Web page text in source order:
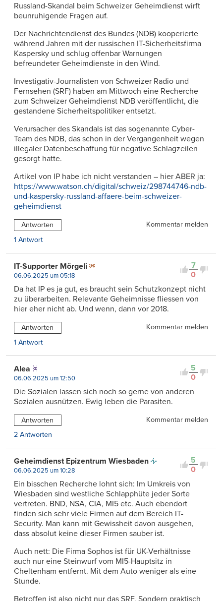
Russland-Skandal beim Schweizer Geheimdienst wirft
beunruhigende Fragen auf.
Der Nachrichtendienst des Bundes (NDB) kooperierte
während Jahren mit der russischen IT-Sicherheitsfirma
Kaspersky und schlug offenbar Warnungen
befreundeter Geheimdienste in den Wind.
Investigativ-Journalisten von Schweizer Radio und
Fernsehen (SRF) haben am Mittwoch eine Recherche
zum Schweizer Geheimdienst NDB veröffentlicht, die
gestandene Sicherheitspolitiker entsetzt.
Verursacher des Skandals ist das sogenannte Cyber-
Team des NDB, das schon in der Vergangenheit wegen
illegaler Datenbeschaffung für negative Schlagzeilen
gesorgt hatte.
Artikel von IP habe ich nicht verstanden – hier ABER ja:
https://www.watson.ch/digital/schweiz/298744746-ndb-
und-kaspersky-russland-affaere-beim-schweizer-
geheimdienst
Antworten
Kommentar melden
1 Antwort
7
0
IT-Supporter Mörgeli
06.06.2025 um 05:18
Da hat IP es ja gut, es braucht sein Schutzkonzept nicht
zu überarbeiten. Relevante Geheimnisse fliessen von
hier eher nicht ab. Und wenn, dann vor 2018.
Antworten
Kommentar melden
1 Antwort
5
0
Alea
06.06.2025 um 12:50
Die Sozialen lassen sich noch so gerne von anderen
Sozialen ausnützen. Ewig leben die Parasiten.
Antworten
Kommentar melden
2 Antworten
5
0
Geheimdienst Epizentrum Wiesbaden
06.06.2025 um 10:28
Ein bisschen Recherche lohnt sich: Im Umkreis von
Wiesbaden sind westliche Schlapphüte jeder Sorte
vertreten. BND, NSA, CIA, MI5 etc. Auch ebendort
finden sich sehr viele Firmen auf dem Bereich IT-
Security. Man kann mit Gewissheit davon ausgehen,
dass absolut keine dieser Firmen sauber ist.
Auch nett: Die Firma Sophos ist für UK-Verhältnisse
auch nur eine Steinwurf vom MI5-Hauptsitz in
Cheltenham entfernt. Mit dem Auto weniger als eine
Stunde.